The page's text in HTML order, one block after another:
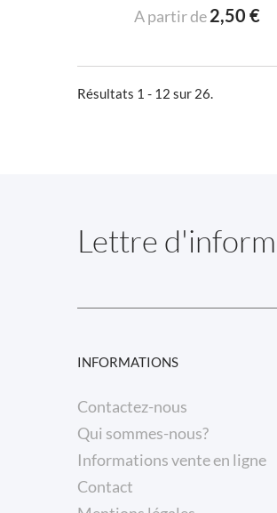
A partir de2,50 €
Résultats 1 - 12 sur 26.
Lettre
INFORMATIONS
Contactez-nous
Qui sommes-nous?
Informations vente en ligne
Contact